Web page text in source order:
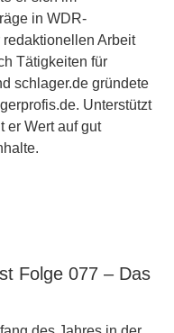
in WDR-
Arbeit
Tätigkeiten für
schlager.de gründete
Unterstützt
er Wert auf gut
Folge 077 – Das